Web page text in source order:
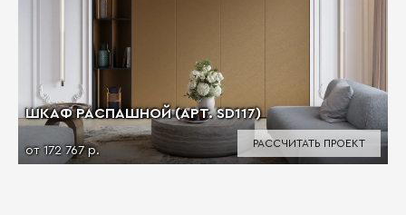
ШКАФ РАСПАШНОЙ (АРТ. SD117)
от 172 767 р.
РАССЧИТАТЬ ПРОЕКТ